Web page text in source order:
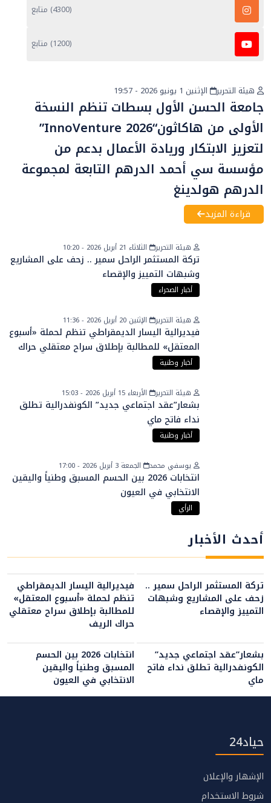
(4300) متابع
(1200) متابع
أخبار عامة
هيئة التحرير الإثنين 1 يونيو 2026 - 19:57
جامعة الحسن الأول بسطات تنظم النسخة
الأولى من هاكاثون“InnoVenture 2026”
لتعزيز الابتكار وريادة الأعمال بدعم من
مؤسسة سي أحمد الدرهم التابعة لمجموعة
الدرهم هولدينغ
قراءة المزيد
هيئة التحرير الثلاثاء 21 أبريل 2026 - 10:20
تركة المستثمر الراحل سمير .. زحف على المشاريع
وشبهات التمييز والإقصاء
أخبار الصحراء
هيئة التحرير الإثنين 20 أبريل 2026 - 11:36
فيديرالية اليسار الديمقراطي تنظم لحملة «أسبوع
المعتقل» للمطالبة بإطلاق سراح معتقلي حراك
الريف
أخبار وطنية
هيئة التحرير الأربعاء 15 أبريل 2026 - 15:03
بشعار”عقد اجتماعي جديد” الكونفدرالية تطلق
نداء فاتح ماي
أخبار وطنية
يوسفي محمد الجمعة 3 أبريل 2026 - 17:00
انتخابات 2026 بين الحسم المسبق وطنياً واليقين
الانتخابي في العيون
الرأي
أحدث الأخبار
تركة المستثمر الراحل سمير ..
زحف على المشاريع وشبهات
التمييز والإقصاء
فيديرالية اليسار الديمقراطي
تنظم لحملة «أسبوع المعتقل»
للمطالبة بإطلاق سراح معتقلي
حراك الريف
بشعار”عقد اجتماعي جديد”
الكونفدرالية تطلق نداء فاتح
ماي
انتخابات 2026 بين الحسم
المسبق وطنياً واليقين
الانتخابي في العيون
حياد24
الإشهار والإعلان
شروط الاستخدام